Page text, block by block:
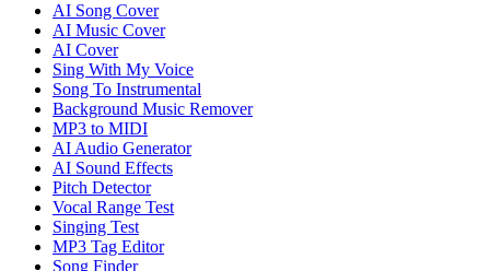
AI Song Cover
AI Music Cover
AI Cover
Sing With My Voice
Song To Instrumental
Background Music Remover
MP3 to MIDI
AI Audio Generator
AI Sound Effects
Pitch Detector
Vocal Range Test
Singing Test
MP3 Tag Editor
Song Finder